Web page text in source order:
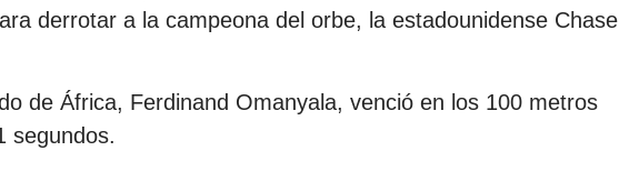
derrotar a la campeona del orbe, la estadounidense Chase
de África, Ferdinand Omanyala, venció en los 100 metros
segundos.